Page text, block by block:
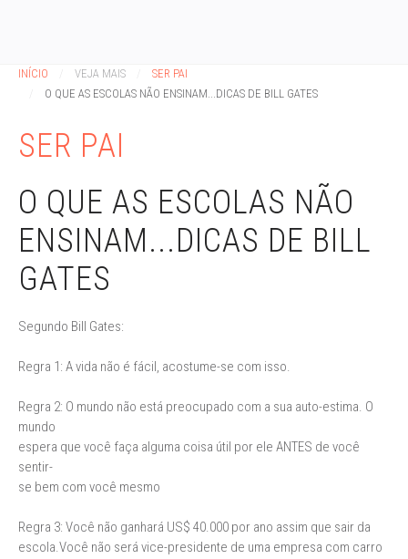
INÍCIO VEJA MAIS
SER PAI
O QUE AS ESCOLAS NÃO ENSINAM...DICAS DE BILL GATES
SER PAI
O QUE AS ESCOLAS NÃO
ENSINAM...DICAS DE BILL
GATES
Segundo Bill Gates:
Regra 1: A vida não é fácil, acostume-se com isso.
Regra 2: O mundo não está preocupado com a sua auto-estima. O
mundo
espera que você faça alguma coisa útil por ele ANTES de você
sentir-
se bem com você mesmo
Regra 3: Você não ganhará US$ 40.000 por ano assim que sair da
escola.Você não será vice-presidente de uma empresa com carro